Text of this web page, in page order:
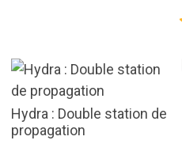
Hydra : Double station de
propagation